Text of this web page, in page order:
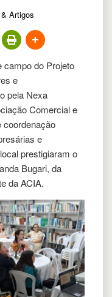
Artigos
campo do Projeto
e
pela Nexa
Comercial e
coordenação
e
prestigiaram o
Bugari, da
da ACIA.